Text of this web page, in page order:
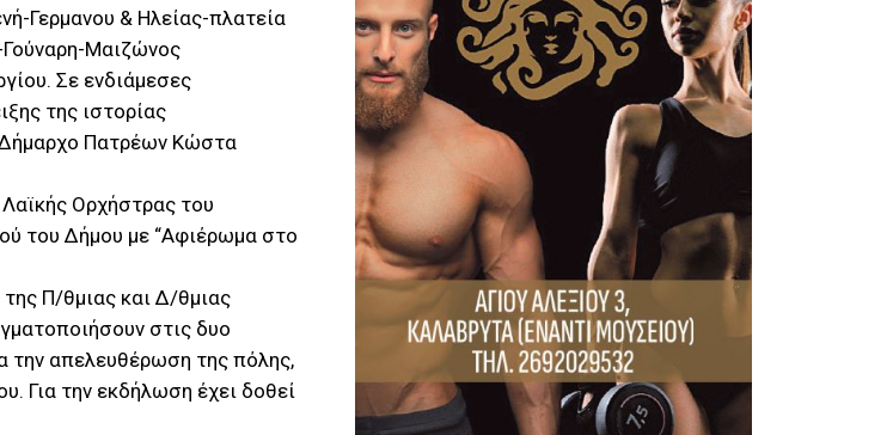
Γερμανου & Ηλείας-πλατεία
Μαιζώνος
Σε ενδιάμεσες
της ιστορίας
Δήμαρχο Πατρέων Κώστα
Ορχήστρας του
του Δήμου με “Αφιέρωμα στο
Π/θμιας και Δ/θμιας
στις δυο
την απελευθέρωση της πόλης,
Για την εκδήλωση έχει δοθεί